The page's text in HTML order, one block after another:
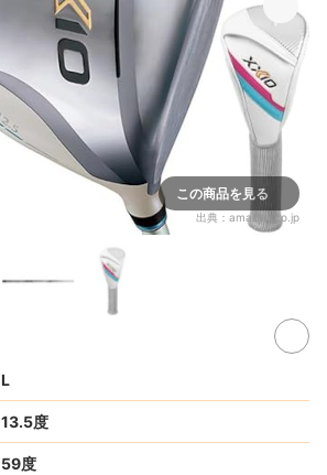
この商品を見る
出典： amazon.co.jp
L
13.5度
59度